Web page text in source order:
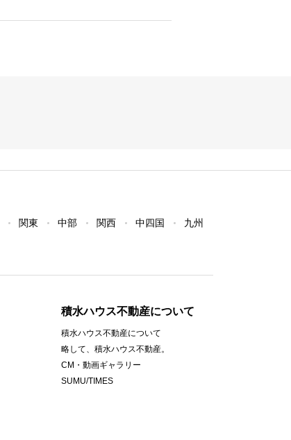
関東 中部 関西 中四国 九州
積水ハウス不動産について
積水ハウス不動産について
略して、積水ハウス不動産。
CM・動画ギャラリー
SUMU/TIMES